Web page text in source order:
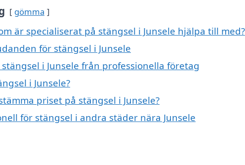
gömma
är specialiserat på stängsel i Junsele hjälpa till med?
för stängsel i Junsele
i Junsele från professionella företag
i Junsele?
priset på stängsel i Junsele?
för stängsel i andra städer nära Junsele